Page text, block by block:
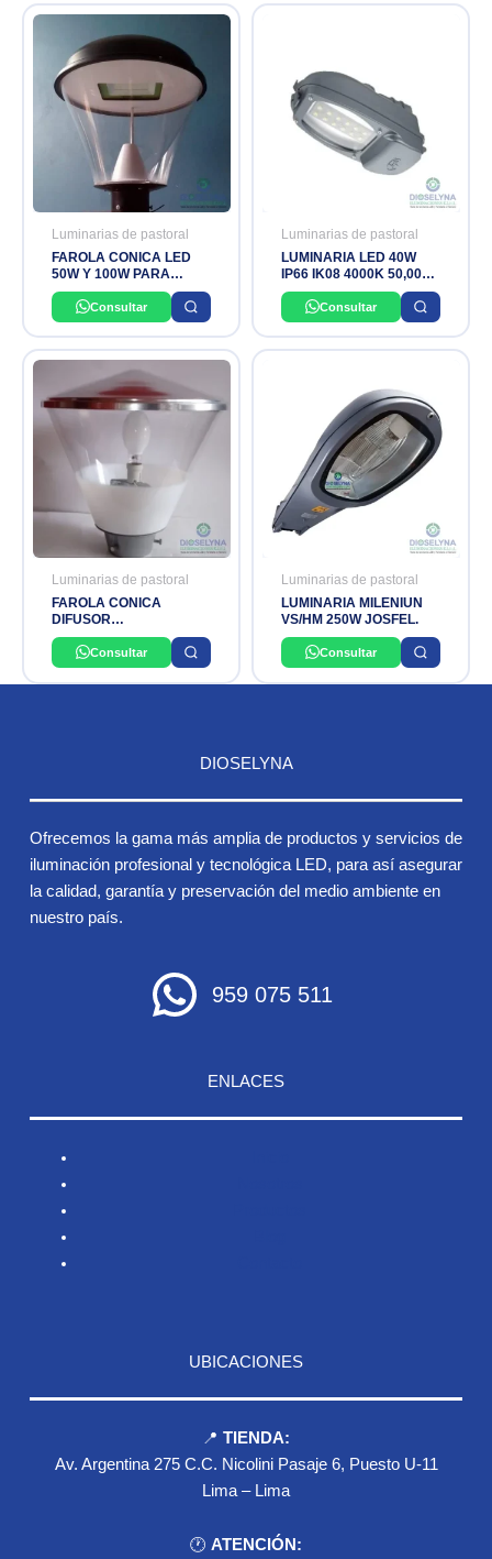
Luminarias de pastoral
FAROLA CONICA LED
50W Y 100W PARA
EXTERIORES IP65
Consultar
Luminarias de pastoral
LUMINARIA LED 40W
IP66 IK08 4000K 50,000
HRS PALLQA JOSFEL
Consultar
Luminarias de pastoral
FAROLA CONICA
DIFUSOR
TRANSPARENTE DE
(70W/80W/125W/150W)
NACIONAL
Consultar
Luminarias de pastoral
LUMINARIA MILENIUN
VS/HM 250W JOSFEL.
Consultar
DIOSELYNA
Ofrecemos la gama más amplia de productos y servicios de
iluminación profesional y tecnológica LED, para así asegurar
la calidad, garantía y preservación del medio ambiente en
nuestro país.
959 075 511
ENLACES
UBICACIONES
📍 TIENDA:
Av. Argentina 275 C.C. Nicolini Pasaje 6, Puesto U-11
Lima – Lima
🕐 ATENCIÓN: